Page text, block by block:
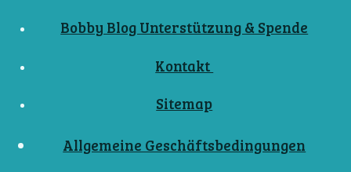
Bobby Blog Unterstützung & Spende
Kontakt
Sitemap
Allgemeine Geschäftsbedingungen